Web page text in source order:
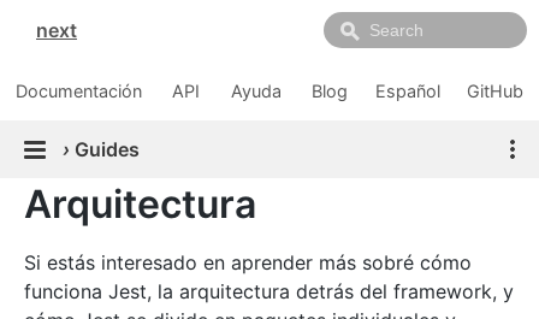
next
Documentación API Ayuda Blog Español GitHub
› Guides
Arquitectura
Si estás interesado en aprender más sobré cómo
funciona Jest, la arquitectura detrás del framework, y